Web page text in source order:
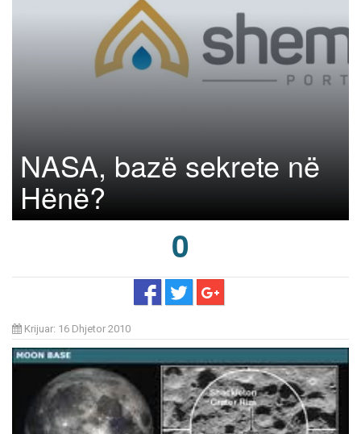
NASA, bazë sekrete në
Hënë?
0
Krijuar: 16 Dhjetor 2010